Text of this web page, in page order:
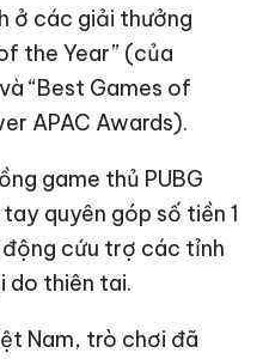
ở các giải thưởng
the Year” (của
“Best Games of
APAC Awards).
game thủ PUBG
tay quyên góp số tiền1
cứu trợ các tỉnh
do thiên tai.
Nam, trò chơi đã